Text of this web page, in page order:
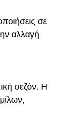
σε
αλλαγή
σεζόν. Η